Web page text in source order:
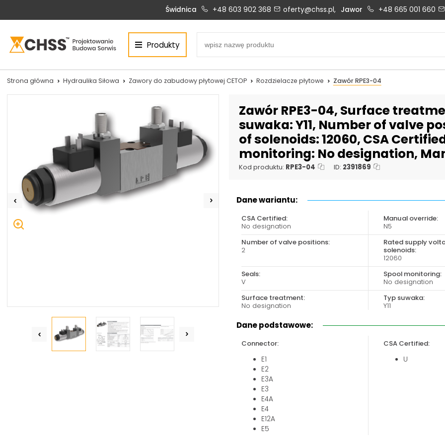
Centrum Hydrauliki Siłowej Świdnica
CHSS.PL DAWID WOŹNY
Biuro obsługi klienta:
+48 603 902 368
+48 603 902 368
Siłowniki:
+48 690 884 272
silowniki@chss.pl
+48 536 202 250
+48 609 877 288
serwis@chss.pl
Uszczelnienia techniczne:
+48 669 834 274
uszczelnienia@chss.pl
Magazyn 24H:
+48 731 349 406
Biuro obsługi klienta:
+48 535 424 483
Magazyn 24H:
+48 665 001 770
Świdnica +48 603 902 368 oferty@chss.pl, Jawor +48 665 001 660
Produkty
Strona główna Hydraulika Siłowa Zawory do zabudowy płytowej CETOP Rozdzielacze płytowe Zawór RPE3-04
Zawór RPE3-04, Surface
suwaka: Y11, Number of valve
of solenoids: 12060, CSA
monitoring: No designation,
Kod produktu: RPE3-04 ID: 2391869
Dane wariantu:
CSA Certified:
No designation
Manual override:
N5
Number of valve positions:
2
Rated supply
solenoids:
12060
Seals:
V
Spool monitoring:
No designation
Surface treatment:
No designation
Typ suwaka:
Y11
Valve size:
04
Dane podstawowe:
Connector:
E1
E2
E3A
E3
E4A
E4
E12A
E5
CSA Certified:
U